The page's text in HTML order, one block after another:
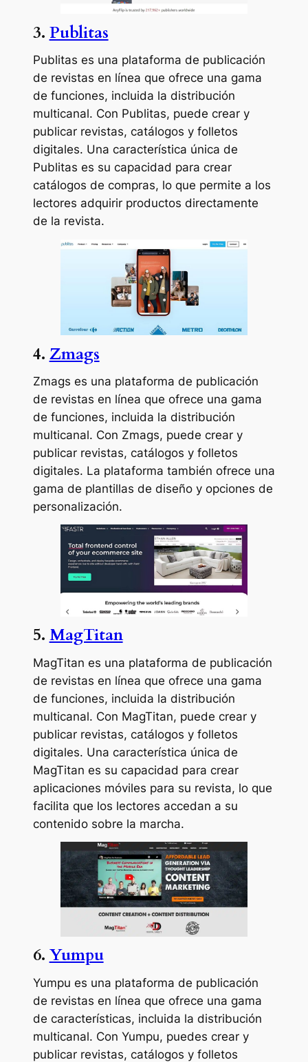
3. Publitas
Publitas es una plataforma de publicación
de revistas en línea que ofrece una gama
de funciones, incluida la distribución
multicanal. Con Publitas, puede crear y
publicar revistas, catálogos y folletos
digitales. Una característica única de
Publitas es su capacidad para crear
catálogos de compras, lo que permite a los
lectores adquirir productos directamente
de la revista.
4. Zmags
Zmags es una plataforma de publicación
de revistas en línea que ofrece una gama
de funciones, incluida la distribución
multicanal. Con Zmags, puede crear y
publicar revistas, catálogos y folletos
digitales. La plataforma también ofrece una
gama de plantillas de diseño y opciones de
personalización.
5. MagTitan
MagTitan es una plataforma de publicación
de revistas en línea que ofrece una gama
de funciones, incluida la distribución
multicanal. Con MagTitan, puede crear y
publicar revistas, catálogos y folletos
digitales. Una característica única de
MagTitan es su capacidad para crear
aplicaciones móviles para su revista, lo que
facilita que los lectores accedan a su
contenido sobre la marcha.
6. Yumpu
Yumpu es una plataforma de publicación
de revistas en línea que ofrece una gama
de características, incluida la distribución
multicanal. Con Yumpu, puedes crear y
publicar revistas, catálogos y folletos